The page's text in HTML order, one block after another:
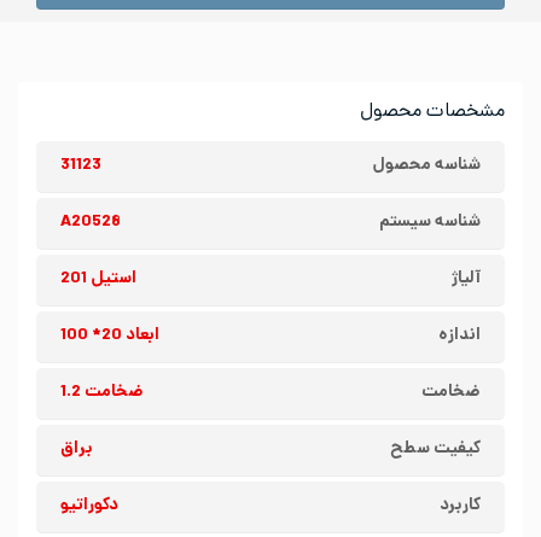
مشخصات محصول
شناسه محصول 31123
شناسه سیستم A20528
آلیاژ استیل 201
اندازه ابعاد 20* 100
ضخامت ضخامت 1.2
کیفیت سطح براق
کاربرد دکوراتیو